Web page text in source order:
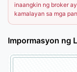
inaangkin ng broker
kamalayan sa mga
Impormasyon ng